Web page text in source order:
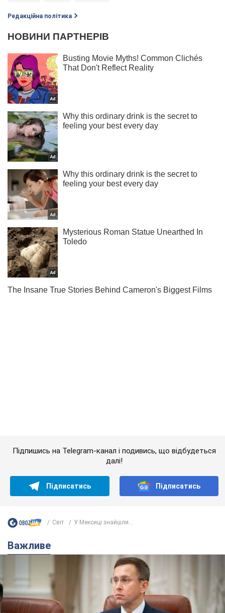
Редакційна політика
зарплати: Корецький розкрив деталі
Одночасно з підвищенням зарплат педагогам уряд
анонсував збільшення студентських стипендій
7.08.2026 00:29